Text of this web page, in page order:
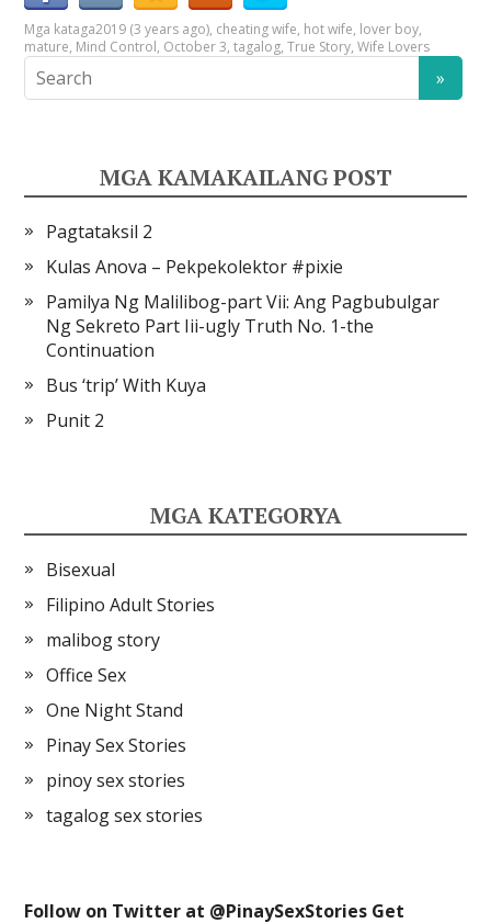
Mga kataga2019 (3 years ago), cheating wife, hot wife, lover boy,
mature, Mind Control, October 3,tagalog,True Story,Wife Lovers
MGA KAMAKAILANG POST
Pagtataksil 2
Kulas Anova – Pekpekolektor #pixie
Pamilya Ng Malilibog-part Vii: Ang Pagbubulgar
Ng Sekreto Part Iii-ugly Truth No. 1-the
Continuation
Bus ‘trip’ With Kuya
Punit 2
MGA KATEGORYA
Bisexual
Filipino Adult Stories
malibog story
Office Sex
One Night Stand
Pinay Sex Stories
pinoy sex stories
tagalog sex stories
Follow on Twitter at @PinaySexStories Get